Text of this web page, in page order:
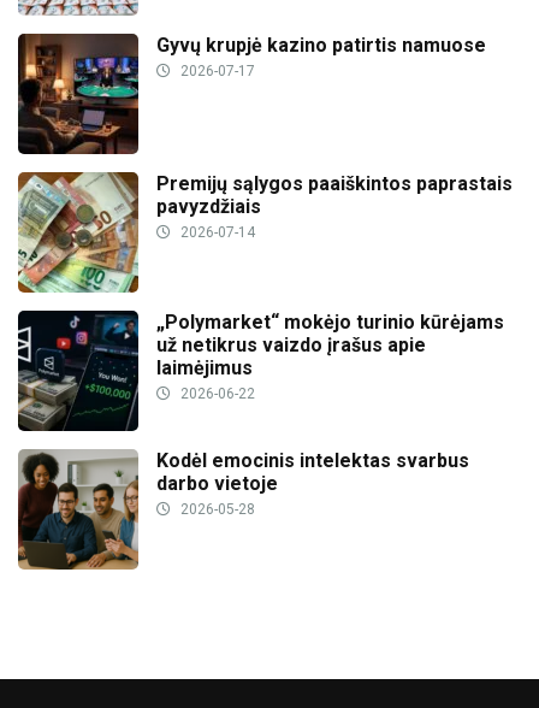
Gyvų krupjė kazino patirtis namuose
2026-07-17
Premijų sąlygos paaiškintos paprastais
pavyzdžiais
2026-07-14
„Polymarket“ mokėjo turinio kūrėjams
už netikrus vaizdo įrašus apie
laimėjimus
2026-06-22
Kodėl emocinis intelektas svarbus
darbo vietoje
2026-05-28